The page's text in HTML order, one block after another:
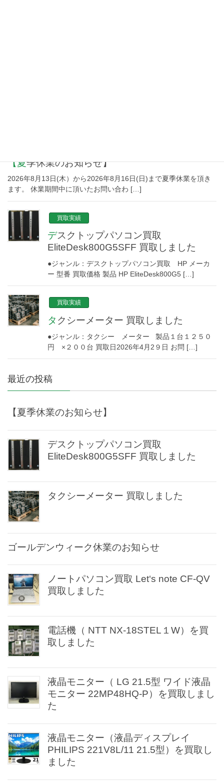
【夏季休業のお知らせ】
2026年8月13日(木）から2026年8月16日(日)まで夏季休業を頂き
ます。 休業期間中に頂いたお問い合わ […]
買取実績
デスクトップパソコン買取
EliteDesk800G5SFF 買取しました
●ジャンル：デスクトップパソコン買取 HP メーカ
ー 型番 買取価格 製品 HP EliteDesk800G5 […]
買取実績
タクシーメーター 買取しました
●ジャンル：タクシー メーター 製品１台１２５０
円 ×２００台 買取日2026年4月2９日 お問 […]
最近の投稿
【夏季休業のお知らせ】
デスクトップパソコン買取
EliteDesk800G5SFF 買取しました
タクシーメーター 買取しました
ゴールデンウィーク休業のお知らせ
ノートパソコン買取 Let‘s note CF-QV
買取しました
電話機（ NTT NX-18STEL１W）を買
取しました
液晶モニター（ LG 21.5型 ワイド液晶
モニター 22MP48HQ-P）を買取しまし
た
液晶モニター（液晶ディスプレイ
PHILIPS 221V8L/11 21.5型）を買取し
ました